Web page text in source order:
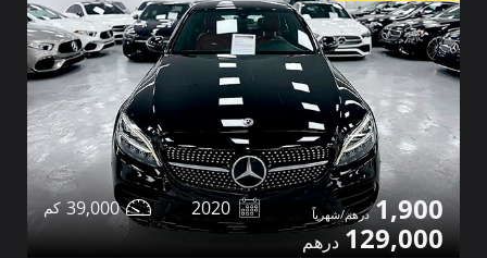
1,900
129,000
2020
39,000